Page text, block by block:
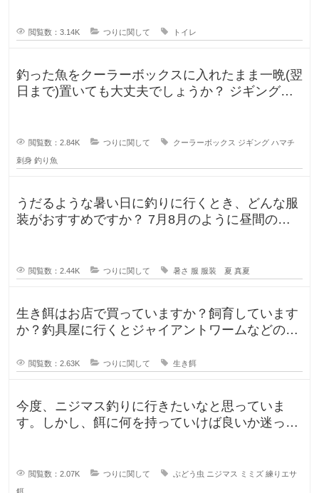
閲覧数：3.14K つりに関して トイレ
釣った魚をクーラーボックスに入れたまま一晩(翌
日まで)置いても大丈夫でしょうか？ ジギングに
閲覧数：2.84K つりに関して クーラーボックス ジギング ハマチ
刺身 釣り魚
うだるような暑い日に釣りに行くとき、どんな服
装がおすすめですか？ 7月8月のように昼間の気
閲覧数：2.44K つりに関して 暑さ 服 服装 夏 真夏
生き餌はお店で買っていますか？飼育しています
か？釣具屋に行くとジャイアントワームなどの生
閲覧数：2.63K つりに関して 生き餌
今度、ニジマス釣りに行きたいなと思っていま
す。しかし、餌に何を持っていけば良いか迷って
閲覧数：2.07K つりに関して ぶどう虫 ニジマス ミミズ 練りエサ